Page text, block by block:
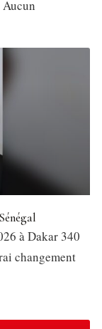
à Dakar 340
changement